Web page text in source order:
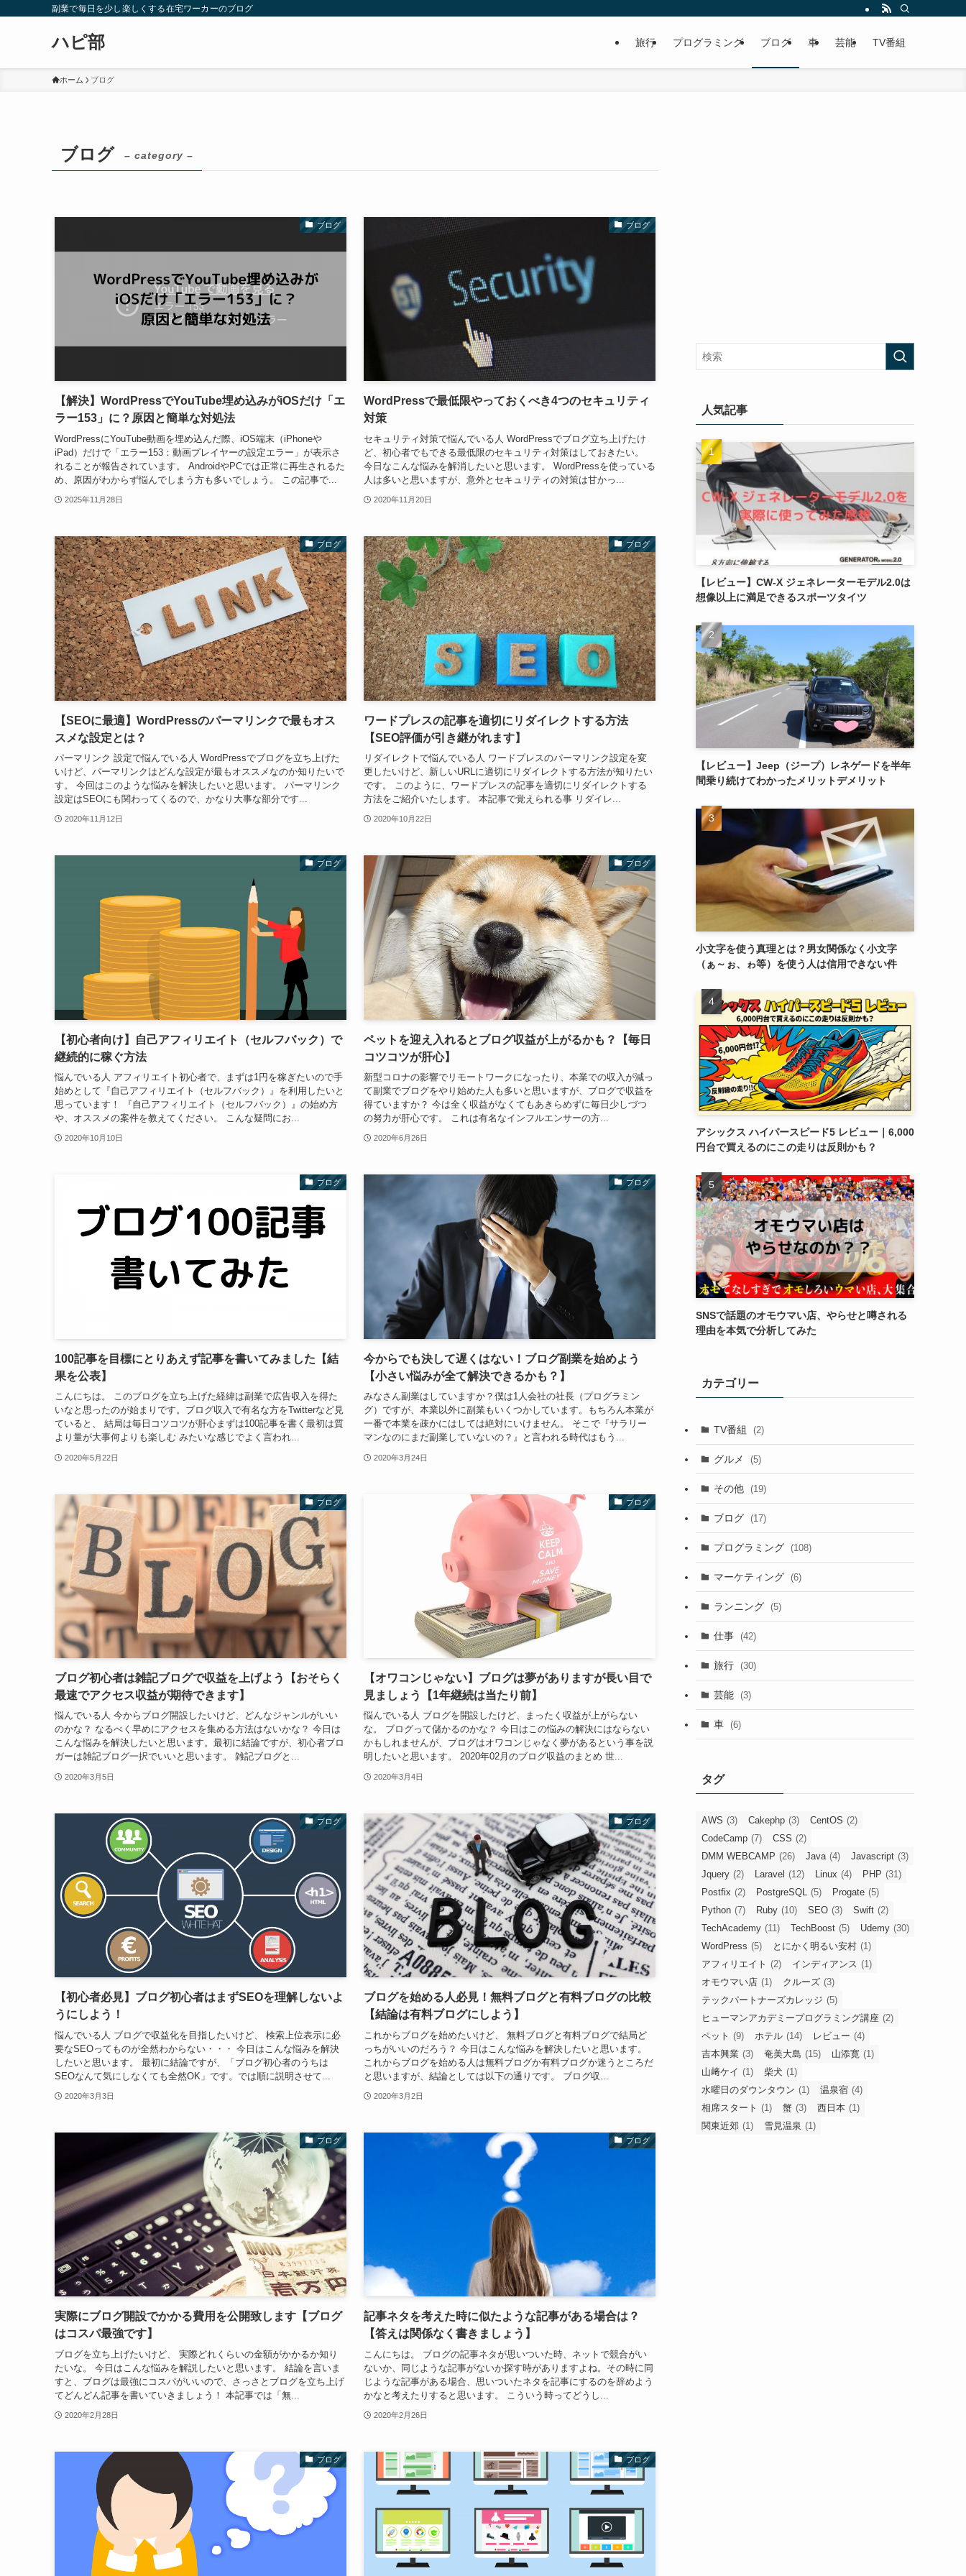
副業で毎日を少し楽しくする在宅ワーカーのブログ
ハピ部 旅行 プログラミング ブログ 車 芸能 TV番組
ホーム ブログ
ブログ – category –
ブログ
【解決】WordPressでYouTube埋め込みがiOSだけ「エ
ラー153」に？原因と簡単な対処法
WordPressにYouTube動画を埋め込んだ際、iOS端末（iPhoneや
iPad）だけで「エラー153：動画プレイヤーの設定エラー」が表示さ
れることが報告されています。 AndroidやPCでは正常に再生されるた
め、原因がわからず悩んでしまう方も多いでしょう。 この記事で...
2025年11月28日
ブログ
WordPressで最低限やっておくべき4つのセキュリティ
対策
セキュリティ対策で悩んでいる人 WordPressでブログ立ち上げたけ
ど、初心者でもできる最低限のセキュリティ対策はしておきたい。
今日なこんな悩みを解消したいと思います。 WordPressを使っている
人は多いと思いますが、意外とセキュリティの対策は甘かっ...
2020年11月20日
ブログ
【SEOに最適】WordPressのパーマリンクで最もオス
スメな設定とは？
パーマリンク 設定で悩んでいる人 WordPressでブログを立ち上げた
いけど、パーマリンクはどんな設定が最もオススメなのか知りたいで
す。 今回はこのような悩みを解決したいと思います。 パーマリンク
設定はSEOにも関わってくるので、かなり大事な部分です...
2020年11月12日
ブログ
ワードプレスの記事を適切にリダイレクトする方法
【SEO評価が引き継がれます】
リダイレクトで悩んでいる人 ワードプレスのパーマリンク設定を変
更したいけど、新しいURLに適切にリダイレクトする方法が知りたい
です。 このように、ワードプレスの記事を適切にリダイレクトする
方法をご紹介いたします。 本記事で覚えられる事 リダイレ...
2020年10月22日
ブログ
【初心者向け】自己アフィリエイト（セルフバック）で
継続的に稼ぐ方法
悩んでいる人 アフィリエイト初心者で、まずは1円を稼ぎたいので手
始めとして『自己アフィリエイト（セルフバック）』を利用したいと
思っています！ 『自己アフィリエイト（セルフバック）』の始め方
や、オススメの案件を教えてください。 こんな疑問にお...
2020年10月10日
ブログ
ペットを迎え入れるとブログ収益が上がるかも？【毎日
コツコツが肝心】
新型コロナの影響でリモートワークになったり、本業での収入が減っ
て副業でブログをやり始めた人も多いと思いますが、ブログで収益を
得ていますか？ 今は全く収益がなくてもあきらめずに毎日少しづつ
の努力が肝心です。 これは有名なインフルエンサーの方...
2020年6月26日
ブログ
100記事を目標にとりあえず記事を書いてみました【結
果を公表】
こんにちは。 このブログを立ち上げた経緯は副業で広告収入を得た
いなと思ったのが始まりです。ブログ収入で有名な方をTwitterなど見
ていると、 結局は毎日コツコツが肝心まずは100記事を書く最初は質
より量が大事何よりも楽しむ みたいな感じでよく言われ...
2020年5月22日
ブログ
今からでも決して遅くはない！ブログ副業を始めよう
【小さい悩みが全て解決できるかも？】
みなさん副業はしていますか？僕は1人会社の社長（プログラミン
グ）ですが、本業以外に副業もいくつかしています。もちろん本業が
一番で本業を疎かにはしては絶対にいけません。 そこで『サラリー
マンなのにまだ副業していないの？』と言われる時代はもう...
2020年3月24日
ブログ
ブログ初心者は雑記ブログで収益を上げよう【おそらく
最速でアクセス収益が期待できます】
悩んでいる人 今からブログ開設したいけど、どんなジャンルがいい
のかな？ なるべく早めにアクセスを集める方法はないかな？ 今日は
こんな悩みを解決したいと思います。最初に結論ですが、初心者ブロ
ガーは雑記ブログ一択でいいと思います。 雑記ブログと...
2020年3月5日
ブログ
【オワコンじゃない】ブログは夢がありますが長い目で
見ましょう【1年継続は当たり前】
悩んでいる人 ブログを開設したけど、まったく収益が上がらない
な。 ブログって儲かるのかな？ 今日はこの悩みの解決にはならない
かもしれませんが、ブログはオワコンじゃなく夢があるという事を説
明したいと思います。 2020年02月のブログ収益のまとめ 世...
2020年3月4日
ブログ
【初心者必見】ブログ初心者はまずSEOを理解しないよ
うにしよう！
悩んでいる人 ブログで収益化を目指したいけど、 検索上位表示に必
要なSEOってものが全然わからない・・・ 今日はこんな悩みを解決
したいと思います。 最初に結論ですが、「ブログ初心者のうちは
SEOなんて気にしなくても全然OK」です。では順に説明させて...
2020年3月3日
ブログ
ブログを始める人必見！無料ブログと有料ブログの比較
【結論は有料ブログにしよう】
これからブログを始めたいけど、 無料ブログと有料ブログで結局ど
っちがいいのだろう？ 今日はこんな悩みを解決したいと思います。
これからブログを始める人は無料ブログか有料ブログか迷うところだ
と思いますが、結論としては以下の通りです。 ブログ収...
2020年3月2日
ブログ
実際にブログ開設でかかる費用を公開致します【ブログ
はコスパ最強です】
ブログを立ち上げたいけど、 実際どれくらいの金額がかかるか知り
たいな。 今日はこんな悩みを解説したいと思います。 結論を言いま
すと、ブログは最強にコスパがいいので、さっさとブログを立ち上げ
てどんどん記事を書いていきましょう！ 本記事では「無...
2020年2月28日
ブログ
記事ネタを考えた時に似たような記事がある場合は？
【答えは関係なく書きましょう】
こんにちは。 ブログの記事ネタが思いついた時、ネットで競合がい
ないか、同じような記事がないか探す時がありますよね。その時に同
じような記事がある場合、思いついたネタを記事にするのを辞めよう
かなと考えたりすると思います。 こういう時ってどうし...
2020年2月26日
ブログ ブログ
人気記事
【レビュー】CW-X ジェネレーターモデル2.0は
想像以上に満足できるスポーツタイツ
【レビュー】Jeep（ジープ）レネゲードを半年
間乗り続けてわかったメリットデメリット
小文字を使う真理とは？男女関係なく小文字
（ぁ～ぉ、ゎ等）を使う人は信用できない件
アシックス ハイパースピード5 レビュー｜6,000
円台で買えるのにこの走りは反則かも？
SNSで話題のオモウマい店、やらせと噂される
理由を本気で分析してみた
カテゴリー
TV番組 (2)
グルメ (5)
その他 (19)
ブログ (17)
プログラミング (108)
マーケティング (6)
ランニング (5)
仕事 (42)
旅行 (30)
芸能 (3)
車 (6)
タグ
AWS (3) Cakephp (3) CentOS (2)
CodeCamp (7) CSS (2)
DMM WEBCAMP (26) Java (4) Javascript (3)
Jquery (2) Laravel (12) Linux (4) PHP (31)
Postfix (2) PostgreSQL (5) Progate (5)
Python (7) Ruby (10) SEO (3) Swift (2)
TechAcademy (11) TechBoost (5) Udemy (30)
WordPress (5) とにかく明るい安村 (1)
アフィリエイト (2) インディアンス (1)
オモウマい店 (1) クルーズ (3)
テックパートナーズカレッジ (5)
ヒューマンアカデミープログラミング講座 (2)
ペット (9) ホテル (14) レビュー (4)
吉本興業 (3) 奄美大島 (15) 山添寛 (1)
山﨑ケイ (1) 柴犬 (1)
水曜日のダウンタウン (1) 温泉宿 (4)
相席スタート (1) 蟹 (3) 西日本 (1)
関東近郊 (1) 雪見温泉 (1)